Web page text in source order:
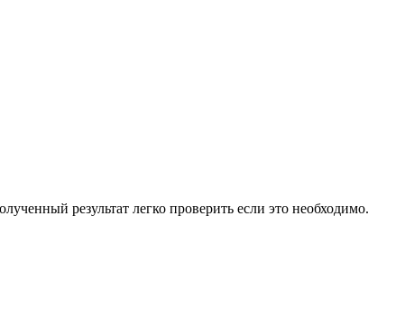
результат легко проверить если это необходимо.